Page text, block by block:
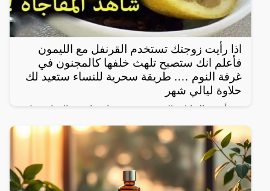
اذا رأيت زوجتك تستخدم القرنفل مع الليمون
فأعلم انك ستصبح تلهث خلفها كالمجنون في
غرفة النوم …. طريقة سحرية للنساء ستعيد لك
حلاوة ليالي شهر
من أشهر النباتات التي تزرع في بيئات نابضة بالحياة حول
العالم نبات القرنفل، وهو مفيد للصحة لاحتوائه على
مجموعة متنوعة من الفيتامينات والعناصر الغذائية التي